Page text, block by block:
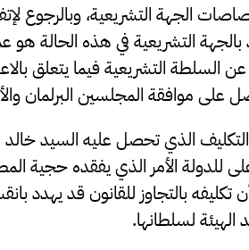
الجهة التشريعية، وبالرجوع
التشريعية في هذه الحالة هو
السلطة التشريعية فيما يتعلق
موافقة المجلسين البرلمان
الذي تحصل عليه السيد
الأمر الذي يفقده حجية
بالتجاوز للقانون قد يهدد
لسلطانها.